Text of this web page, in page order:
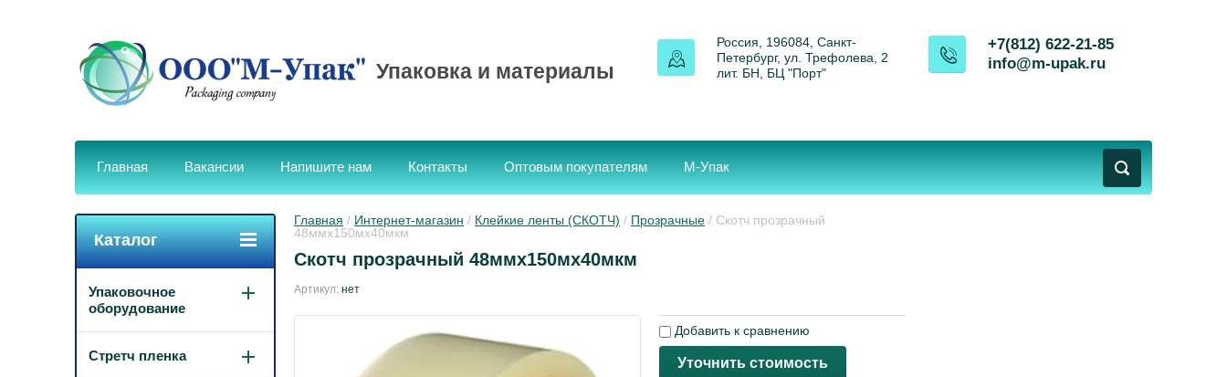
Упаковка и материалы
+7(812) 622-21-85
info@m-upak.ru
Россия, 196084, Санкт-
Петербург, ул. Трефолева, 2
лит. БН, БЦ "Порт"
Главная Вакансии Напишите нам Контакты Оптовым покупателям М-Упак
Главная / Интернет-магазин / Клейкие ленты (СКОТЧ) / Прозрачные / Скотч прозрачный
48ммх150мх40мкм
Скотч прозрачный 48ммх150мх40мкм
Артикул: нет
Добавить к сравнению
Уточнить стоимость
Каталог
Упаковочное
оборудование
Стретч пленка